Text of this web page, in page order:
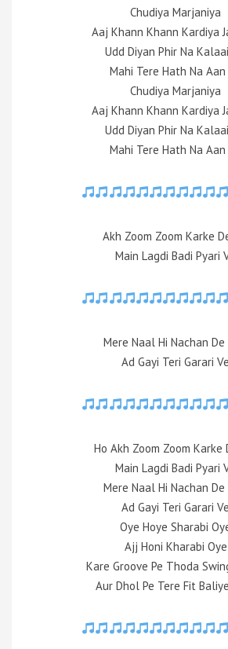
Chudiya Marjaniya
Aaj Khann Khann Kardiya
Udd Diyan Phir Na
Mahi Tere Hath Na Aan
Chudiya Marjaniya
Aaj Khann Khann Kardiya
Udd Diyan Phir Na
Mahi Tere Hath Na Aan
Akh Zoom Zoom Karke
Main Lagdi Badi Pyari
Mere Naal Hi Nachan De
Ad Gayi Teri Garari Ve
Ho Akh Zoom Zoom Karke
Main Lagdi Badi Pyari
Mere Naal Hi Nachan De
Ad Gayi Teri Garari Ve
Oye Hoye Sharabi
Ajj Honi Kharabi Oye
Kare Groove Pe Thoda
Aur Dhol Pe Tere Fit